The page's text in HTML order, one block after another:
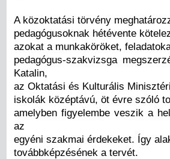
A közoktatási törvény
pedagógusoknak hétévente
azokat a munkaköröket,
pedagógus-szakvizsga
Katalin,
az Oktatási és Kulturális
iskolák középtávú, öt évre szóló
amelyben figyelembe veszik a
az
egyéni szakmai érdekeket. Így
továbbképzésének a tervét.